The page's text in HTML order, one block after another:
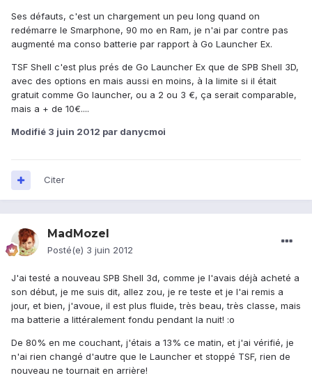
Ses défauts, c'est un chargement un peu long quand on
redémarre le Smarphone, 90 mo en Ram, je n'ai par contre pas
augmenté ma conso batterie par rapport à Go Launcher Ex.
TSF Shell c'est plus prés de Go Launcher Ex que de SPB Shell 3D,
avec des options en mais aussi en moins, à la limite si il était
gratuit comme Go launcher, ou a 2 ou 3 €, ça serait comparable,
mais a + de 10€....
Modifié 3 juin 2012 par danycmoi
Citer
MadMozel
Posté(e) 3 juin 2012
J'ai testé a nouveau SPB Shell 3d, comme je l'avais déjà acheté a
son début, je me suis dit, allez zou, je re teste et je l'ai remis a
jour, et bien, j'avoue, il est plus fluide, très beau, très classe, mais
ma batterie a littéralement fondu pendant la nuit! :o
De 80% en me couchant, j'étais a 13% ce matin, et j'ai vérifié, je
n'ai rien changé d'autre que le Launcher et stoppé TSF, rien de
nouveau ne tournait en arrière!